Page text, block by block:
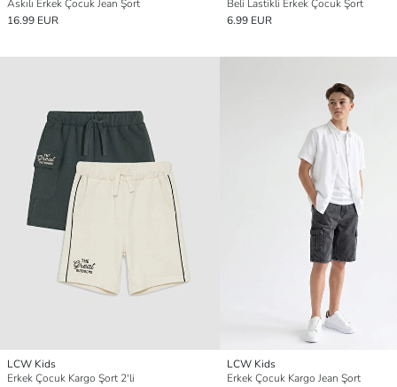
Askılı Erkek Çocuk Jean Şort
16.99 EUR
Beli Lastikli Erkek Çocuk Şort
6.99 EUR
LCW Kids
Erkek Çocuk Kargo Şort 2'li
LCW Kids
Erkek Çocuk Kargo Jean Şort